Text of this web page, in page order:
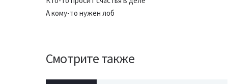
А кому-то нужен лоб
Смотрите также